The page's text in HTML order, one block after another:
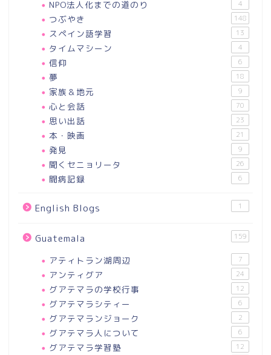
NPO法人化までの道のり 4
つぶやき 148
スペイン語学習 13
タイムマシーン 4
信仰 6
夢 18
家族＆地元 9
心と会話 70
思い出話 23
本・映画 21
発見 9
聞くセニョリータ 26
闘病記録 6
English Blogs 1
Guatemala 159
アティトラン湖周辺 7
アンティグア 24
グアテマラの学校行事 12
グアテマラシティー 6
グアテマランジョーク 2
グアテマラ人について 6
グアテマラ学習塾 12